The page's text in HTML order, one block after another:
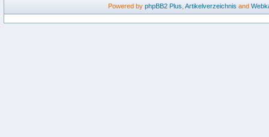
Powered by phpBB2 Plus Artikelverzeichnis and